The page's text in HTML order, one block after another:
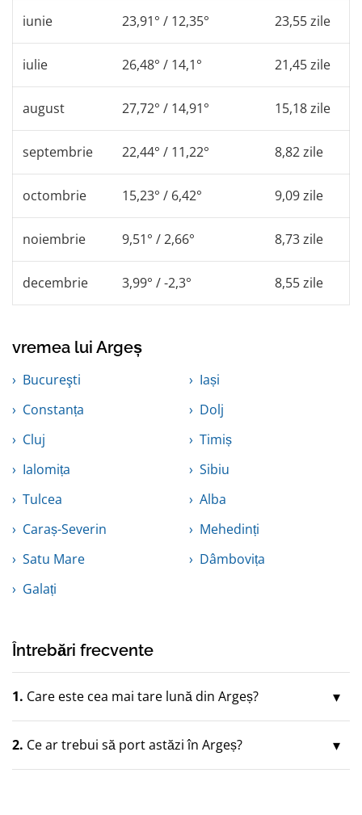
iunie 23,91° / 12,35° 23,55 zile
iulie 26,48° / 14,1° 21,45 zile
august 27,72° / 14,91° 15,18 zile
septembrie 22,44° / 11,22° 8,82 zile
octombrie 15,23° / 6,42° 9,09 zile
noiembrie 9,51° / 2,66° 8,73 zile
decembrie 3,99° / -2,3° 8,55 zile
vremea lui Argeș
Bucureşti
Iași
Constanța
Dolj
Cluj
Timiș
Ialomița
Sibiu
Tulcea
Alba
Caraș-Severin
Mehedinți
Satu Mare
Dâmbovița
Galați
Întrebări frecvente
1. Care este cea mai tare lună din Argeș?
2. Ce ar trebui să port astăzi în Argeș?